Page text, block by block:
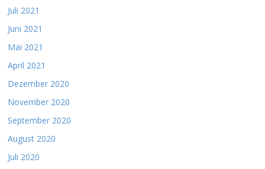
Juli 2021
Juni 2021
Mai 2021
April 2021
Dezember 2020
November 2020
September 2020
August 2020
Juli 2020